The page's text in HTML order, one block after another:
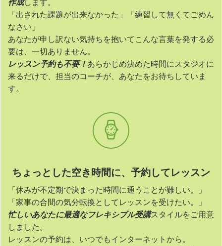
「出された課題が出来なかった」「練習して無くてごめん
なさい」
あなたが申し訳ない気持ちを抱いてこんな言葉を発する必
要は、一切ありません。
レッスン予約も不要！ あらかじめ決めた時間にスタジオに
来るだけで、担当のコーチが、あなたをお待ちしていま
す。
ちょっとした空き時間に、予約してレッスン
「休みが不定期で決まった時間に通うことが難しい。」
「家事の合間の気分転換としてレッスンを受けたい。」
忙しいあなたに最適なフレキシブル受講スタイルをご用意
しました。
レッスンの予約は、いつでもインターネットから。